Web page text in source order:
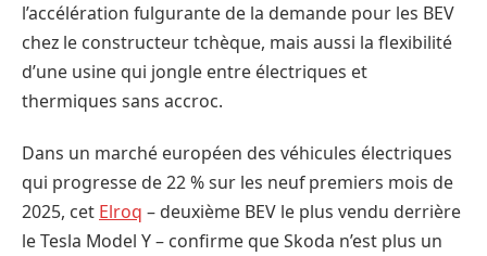
l’accélération fulgurante de la demande pour les BEV
chez le constructeur tchèque, mais aussi la flexibilité
d’une usine qui jongle entre électriques et
thermiques sans accroc.
Dans un marché européen des véhicules électriques
qui progresse de 22 % sur les neuf premiers mois de
2025, cet Elroq – deuxième BEV le plus vendu derrière
le Tesla Model Y – confirme que Skoda n’est plus un